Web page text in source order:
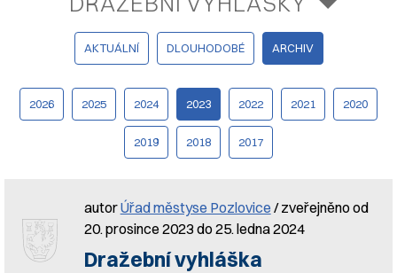
AKTUÁLNÍ DLOUHODOBÉ ARCHIV
2026 2025 2024 2023 2022 2021 2020
2019 2018 2017
autorÚřad městyse Pozlovice / zveřejněno od
20. prosince 2023 do 25. ledna 2024
Dražební vyhláška